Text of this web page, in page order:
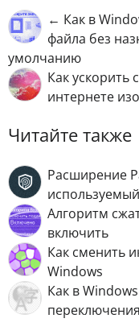
← Как в
файла без
умолчанию
Как ускорить
интернете
Читайте также
Расширение
Алгоритм
включить
Как сменить
Windows
Как в